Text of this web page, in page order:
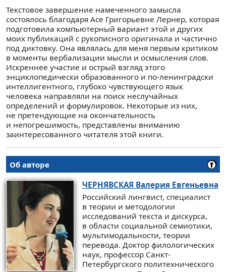
Текстовое завершение намеченного замысла
состоялось благодаря Асе Григорьевне Лернер, которая
подготовила компьютерный вариант этой и других
моих публикаций с рукописного оригинала и частично
под диктовку. Она являлась для меня первым критиком
в моменты вербализации мысли и осмысления слов.
Искреннее участие и острый взгляд этого
энциклопедически образованного и по-ленинградски
интеллигентного, глубоко чувствующего язык
человека направляли на поиск неслучайных
определений и формулировок. Некоторые из них,
не претендующие на окончательность
и непогрешимость, представлены вниманию
заинтересованного читателя этой книги.
Об авторе
ЧЕРНЯВСКАЯ Валерия Евгеньевна
Российский лингвист, специалист
в теории и методологии
исследований текста и дискурса,
в области социальной семиотики,
мультимодальности, теории
перевода. Доктор филологических
наук, профессор Санкт-
Петербургского политехнического